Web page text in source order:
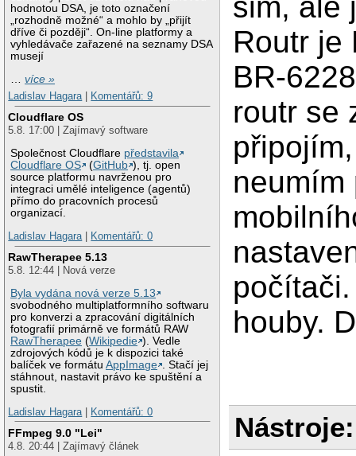
hodnotou DSA, je toto označení
„rozhodně možné“ a mohlo by „přijít
dříve či později“. On-line platformy a
vyhledávače zařazené na seznamy DSA
musejí
…více »
Ladislav Hagara| Komentářů: 9
Cloudflare OS
5.8. 17:00 | Zajímavý software
Společnost Cloudflare představila
Cloudflare OS
(GitHub ), tj. open
source platformu navrženou pro
integraci umělé inteligence (agentů)
přímo do pracovních procesů
organizací.
Ladislav Hagara| Komentářů: 0
RawTherapee 5.13
5.8. 12:44 | Nová verze
Byla vydána nová verze 5.13
svobodného multiplatformního softwaru
pro konverzi a zpracování digitálních
fotografií primárně ve formátů RAW
RawTherapee (Wikipedie ). Vedle
zdrojových kódů je k dispozici také
balíček ve formátuAppImage
. Stačí jej
stáhnout, nastavit právo ke spuštění a
spustit.
Ladislav Hagara| Komentářů: 0
FFmpeg 9.0 "Lei"
4.8. 20:44 | Zajímavý článek
sim, ale
Routr je
BR-
routr se
neumím
houby.
Nástroje: